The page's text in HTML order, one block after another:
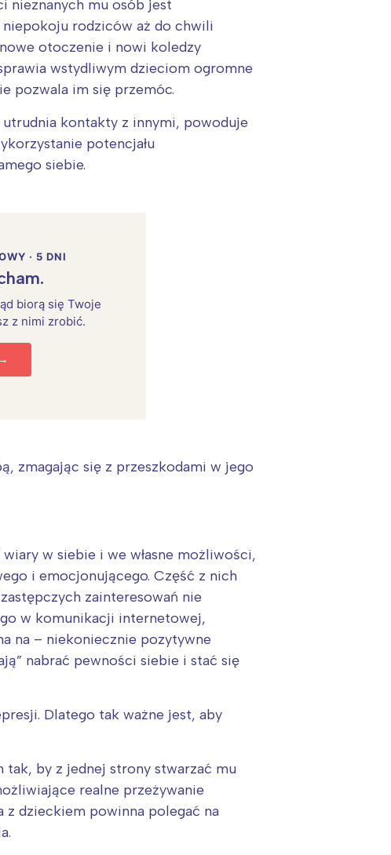
nieznanych mu osób jest
rodziców aż do chwili
otoczenie i nowi koledzy
wstydliwym dzieciom ogromne
pozwala im się przemóc.
utrudnia kontakty z innymi, powoduje
potencjału
siebie.
· 5 DNI
biorą się Twoje
z nimi zrobić.
zmagając się z przeszkodami w jego
w siebie i we własne możliwości,
i emocjonującego. Część z nich
zainteresowań nie
w komunikacji internetowej,
na – niekoniecznie pozytywne
nabrać pewności siebie i stać się
Dlatego tak ważne jest, aby
by z jednej strony stwarzać mu
realne przeżywanie
z dzieckiem powinna polegać na